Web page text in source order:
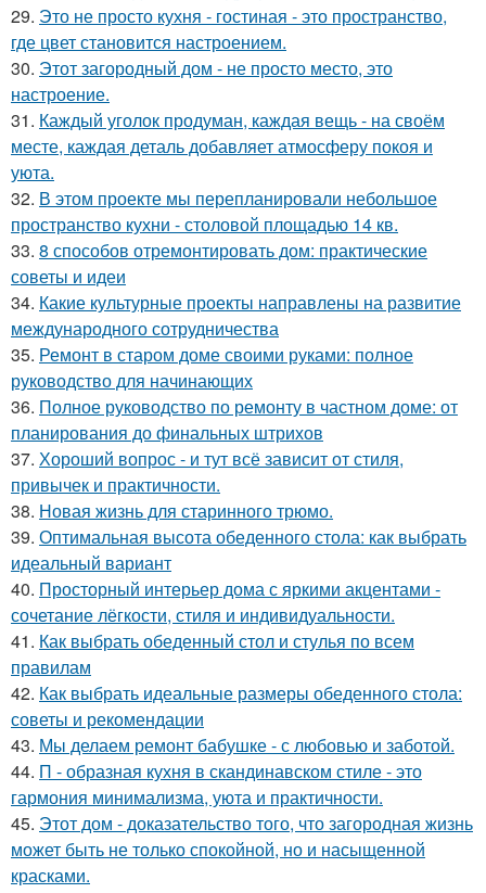
29. Это не просто кухня - гостиная - это пространство,
где цвет становится настроением.
30. Этот загородный дом - не просто место, это
настроение.
31. Каждый уголок продуман, каждая вещь - на своём
месте, каждая деталь добавляет атмосферу покоя и
уюта.
32. В этом проекте мы перепланировали небольшое
пространство кухни - столовой площадью 14 кв.
33. 8 способов отремонтировать дом: практические
советы и идеи
34. Какие культурные проекты направлены на развитие
международного сотрудничества
35. Ремонт в старом доме своими руками: полное
руководство для начинающих
36. Полное руководство по ремонту в частном доме: от
планирования до финальных штрихов
37. Хороший вопрос - и тут всё зависит от стиля,
привычек и практичности.
38. Новая жизнь для старинного трюмо.
39. Оптимальная высота обеденного стола: как выбрать
идеальный вариант
40. Просторный интерьер дома с яркими акцентами -
сочетание лёгкости, стиля и индивидуальности.
41. Как выбрать обеденный стол и стулья по всем
правилам
42. Как выбрать идеальные размеры обеденного стола:
советы и рекомендации
43. Мы делаем ремонт бабушке - с любовью и заботой.
44. П - образная кухня в скандинавском стиле - это
гармония минимализма, уюта и практичности.
45. Этот дом - доказательство того, что загородная жизнь
может быть не только спокойной, но и насыщенной
красками.